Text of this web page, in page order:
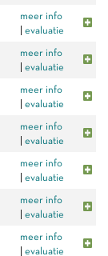
meer info
evaluatie
meer info
evaluatie
meer info
evaluatie
meer info
evaluatie
meer info
evaluatie
meer info
evaluatie
meer info
evaluatie